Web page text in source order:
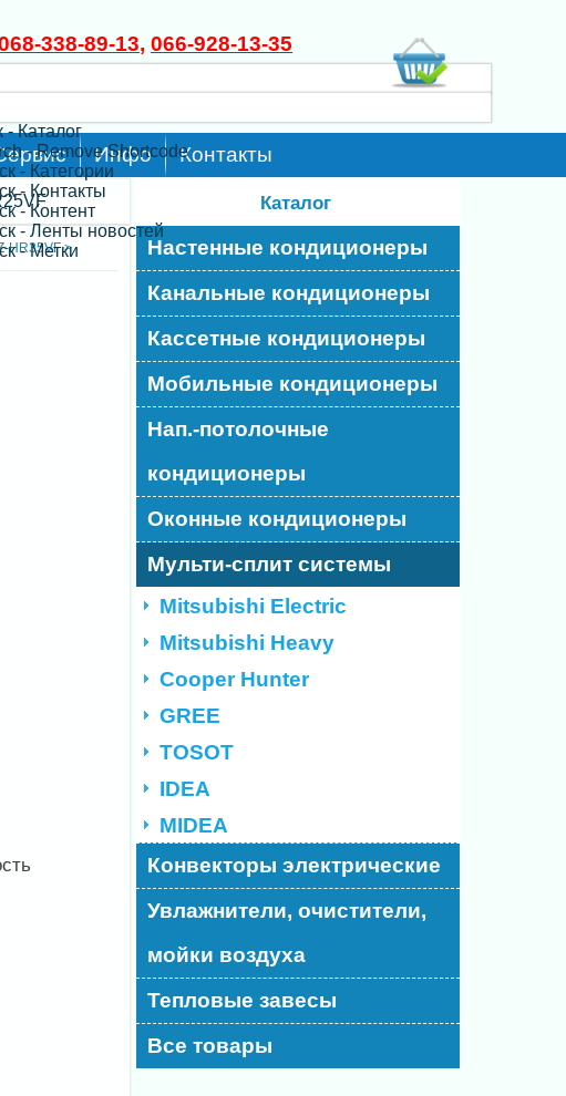
- Каталог
- Remove Shortcode
- Категории
- Контакты
- Контент
- Ленты новостей
- Метки
338-89-13, 066-928-13-35
Инфо Контакты
HR35VF >
Каталог
Настенные кондиционеры
Канальные кондиционеры
Кассетные кондиционеры
Мобильные кондиционеры
Нап.-потолочные
кондиционеры
Оконные кондиционеры
Мульти-сплит системы
Mitsubishi Electric
Mitsubishi Heavy
Cooper Hunter
GREE
TOSOT
IDEA
MIDEA
Конвекторы электрические
Увлажнители, очистители,
мойки воздуха
Тепловые завесы
Все товары